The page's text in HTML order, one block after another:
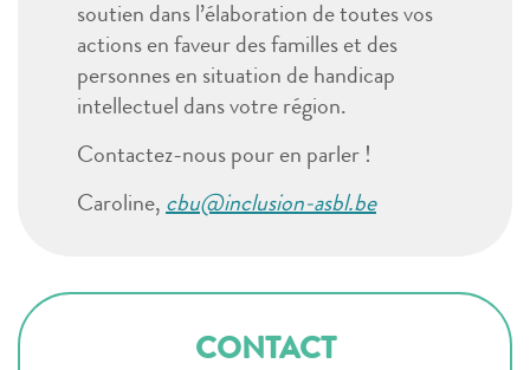
soutien dans l’élaboration de toutes vos
actions en faveur des familles et des
personnes en situation de handicap
intellectuel dans votre région.
Contactez-nous pour en parler !
Caroline, cbu@inclusion-asbl.be
CONTACT